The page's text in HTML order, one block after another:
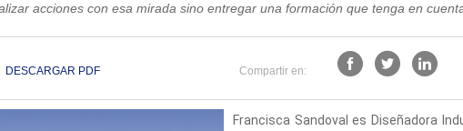
acciones con esa mirada sino entregar una formación que tenga en
DESCARGAR PDF Compartir en:
Francisca Sandoval es Diseñadora